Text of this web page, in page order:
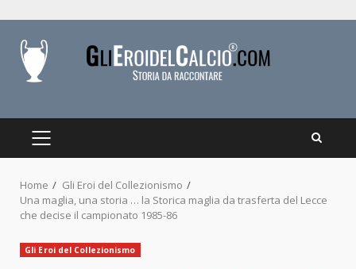
content
PRIMARY
Home
Gli Eroi del Collezionismo
Una maglia, una storia … la Storica maglia da trasferta del Lecce
che decise il campionato 1985-86
Gli Eroi del Collezionismo